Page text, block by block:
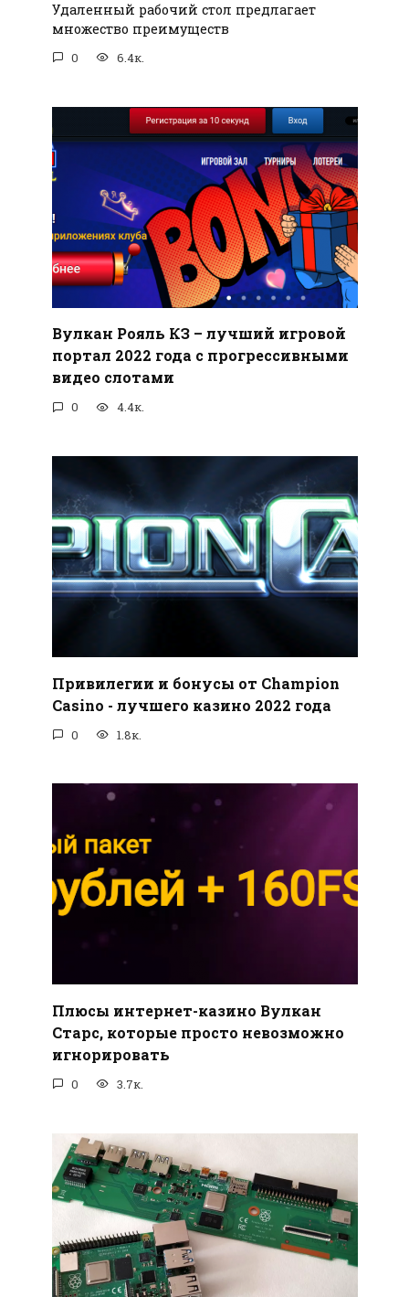
Удаленный рабочий стол предлагает
множество преимуществ
0 6.4к.
Вулкан Рояль КЗ – лучший игровой
портал 2022 года с прогрессивными
видео слотами
0 4.4к.
Привилегии и бонусы от Champion
Casino - лучшего казино 2022 года
0 1.8к.
Плюсы интернет-казино Вулкан
Старс, которые просто невозможно
игнорировать
0 3.7к.